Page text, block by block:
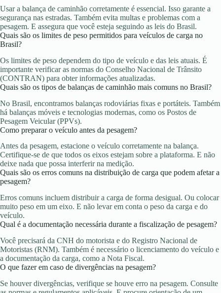
Usar a balança de caminhão corretamente é essencial. Isso garante a
segurança nas estradas. Também evita multas e problemas com a
pesagem. E assegura que você esteja seguindo as leis do Brasil.
Quais são os limites de peso permitidos para veículos de carga no
Brasil?
Os limites de peso dependem do tipo de veículo e das leis atuais. É
importante verificar as normas do Conselho Nacional de Trânsito
(CONTRAN) para obter informações atualizadas.
Quais são os tipos de balanças de caminhão mais comuns no Brasil?
No Brasil, encontramos balanças rodoviárias fixas e portáteis. Também
há balanças móveis e tecnologias modernas, como os Postos de
Pesagem Veicular (PPVs).
Como preparar o veículo antes da pesagem?
Antes da pesagem, estacione o veículo corretamente na balança.
Certifique-se de que todos os eixos estejam sobre a plataforma. E não
deixe nada que possa interferir na medição.
Quais são os erros comuns na distribuição de carga que podem afetar a
pesagem?
Erros comuns incluem distribuir a carga de forma desigual. Ou colocar
muito peso em um eixo. E não levar em conta o peso da carga e do
veículo.
Qual é a documentação necessária durante a fiscalização de pesagem?
Você precisará da CNH do motorista e do Registro Nacional de
Motoristas (RNM). Também é necessário o licenciamento do veículo e
a documentação da carga, como a Nota Fiscal.
O que fazer em caso de divergências na pesagem?
Se houver divergências, verifique se houve erro na pesagem. Consulte